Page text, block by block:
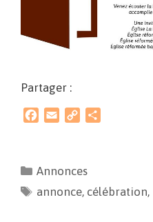
Partager :
b
o
l
L
i
g
Annonces
annonce, célébration,